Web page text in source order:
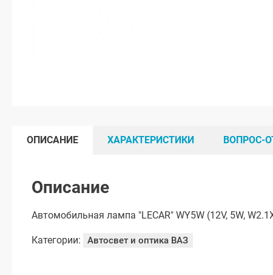
ОПИСАНИЕ ХАРАКТЕРИСТИКИ ВОПРОС-
Описание
Автомобильная лампа "LECAR" WY5W (12V, 5W,
Категории: Автосвет и оптика ВАЗ